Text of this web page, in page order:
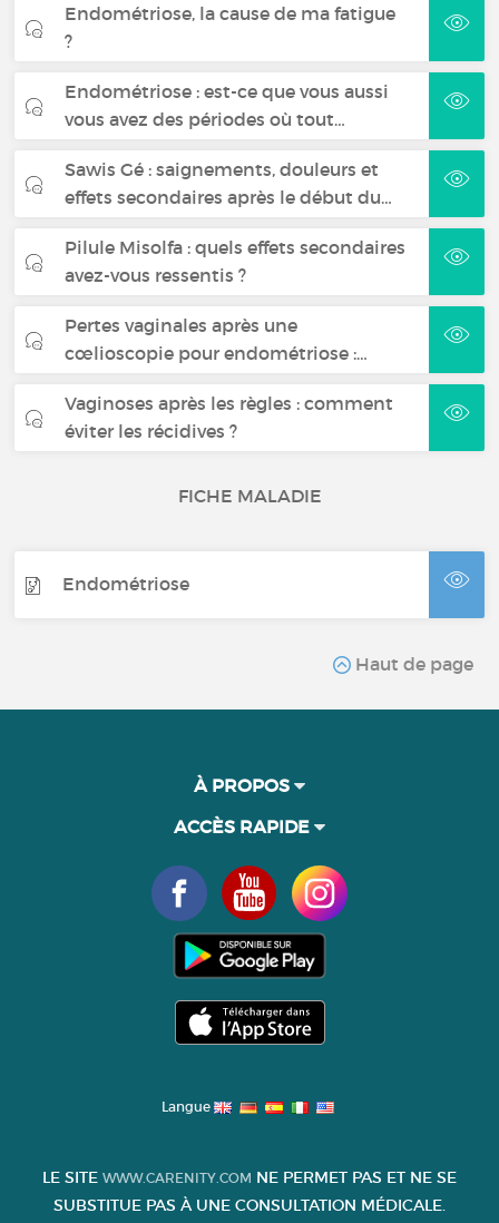
Endométriose, la cause de ma fatigue
?
Endométriose : est-ce que vous aussi
vous avez des périodes où tout…
Sawis Gé : saignements, douleurs et
effets secondaires après le début du…
Pilule Misolfa : quels effets secondaires
avez-vous ressentis ?
Pertes vaginales après une
cœlioscopie pour endométriose :…
Vaginoses après les règles : comment
éviter les récidives ?
FICHE MALADIE
Endométriose
Haut de page
À PROPOS
ACCÈS RAPIDE
Langue
LE SITE WWW.CARENITY.COM NE PERMET PAS ET NE SE
SUBSTITUE PAS À UNE CONSULTATION MÉDICALE.